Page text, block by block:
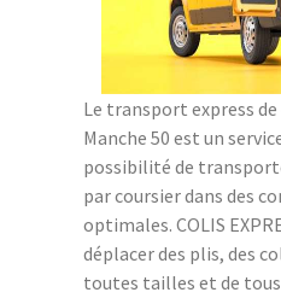
Le transport express
Manche 50 est un
possibilité de
par coursier dans des
optimales. COLIS
déplacer des plis, des
toutes tailles et de